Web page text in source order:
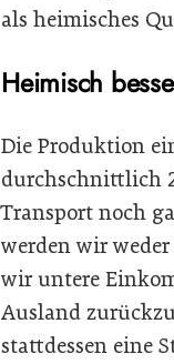
als heimisches
Heimisch
Die Produktion
durchschnittlich
Transport noch
werden wir
wir untere
Ausland
stattdessen eine